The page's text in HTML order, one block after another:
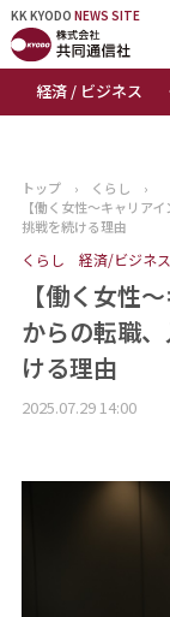
KK KYODO NEWS SITE
経済 / ビジネス
KK KYODONEWS SITE
トップページ
ニュース
おすすめコンテ
出版物
会社概要
トップ › くらし
›
【働く女性～キャリア
挑戦を続ける理由
くらし 経済/ビジネス
【働く女性
からの転職
ける理由
2025.07.29 14:00